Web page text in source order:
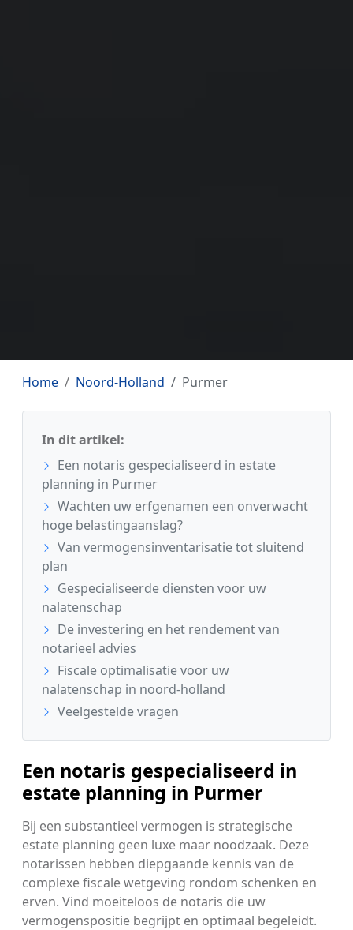
Home Noord-Holland Purmer
In dit artikel:
Een notaris gespecialiseerd in estate
planning in Purmer
Wachten uw erfgenamen een onverwacht
hoge belastingaanslag?
Van vermogensinventarisatie tot sluitend
plan
Gespecialiseerde diensten voor uw
nalatenschap
De investering en het rendement van
notarieel advies
Fiscale optimalisatie voor uw
nalatenschap in noord-holland
Veelgestelde vragen
Een notaris gespecialiseerd in
estate planning in Purmer
Bij een substantieel vermogen is strategische
estate planning geen luxe maar noodzaak. Deze
notarissen hebben diepgaande kennis van de
complexe fiscale wetgeving rondom schenken en
erven. Vind moeiteloos de notaris die uw
vermogenspositie begrijpt en optimaal begeleidt.